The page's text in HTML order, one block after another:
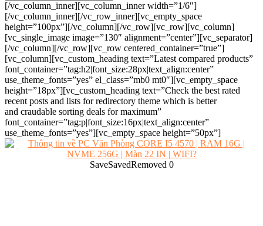
[/vc_column_inner][vc_column_inner width=”1/6″]
[/vc_column_inner][/vc_row_inner][vc_empty_space
height=”100px”][/vc_column][/vc_row][vc_row][vc_column]
[vc_single_image image=”130″ alignment=”center”][vc_separator]
[/vc_column][/vc_row][vc_row centered_container=”true”]
[vc_column][vc_custom_heading text=”Latest compared products”
font_container=”tag:h2|font_size:28px|text_align:center”
use_theme_fonts=”yes” el_class=”mb0 mt0″][vc_empty_space
height=”18px”][vc_custom_heading text=”Check the best rated
recent posts and lists for redirectory theme which is better
and craudable sorting deals for maximum”
font_container=”tag:p|font_size:16px|text_align:center”
use_theme_fonts=”yes”][vc_empty_space height=”50px”]
SaveSavedRemoved 0